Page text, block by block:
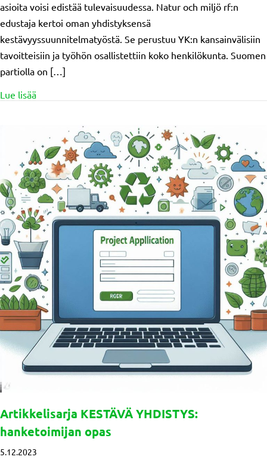
asioita voisi edistää tulevaisuudessa. Natur och miljö rf:n
edustaja kertoi oman yhdistyksensä
kestävyyssuunnitelmatyöstä. Se perustuu YK:n kansainvälisiin
tavoitteisiin ja työhön osallistettiin koko henkilökunta. Suomen
partiolla on […]
Lue lisääabout Artikkelisarja KESTÄVÄ YHDISTYS:
Artikkelisarja KESTÄVÄ YHDISTYS:
hanketoimijan opas
5.12.2023